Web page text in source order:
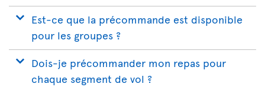
Est-ce que la précommande est disponible
pour les groupes ?
Dois-je précommander mon repas pour
chaque segment de vol ?